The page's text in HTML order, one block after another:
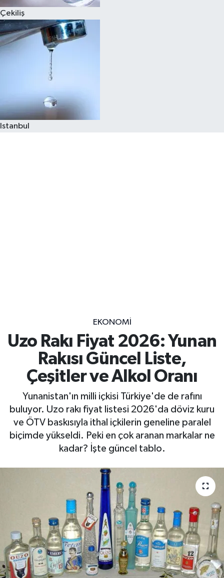
Çekiliş
Istanbul
EKONOMİ
Uzo Rakı Fiyat 2026: Yunan
Rakısı Güncel Liste,
Çeşitler ve Alkol Oranı
Yunanistan'ın milli içkisi Türkiye'de de rafını
buluyor. Uzo rakı fiyat listesi 2026'da döviz kuru
ve ÖTV baskısıyla ithal içkilerin geneline paralel
biçimde yükseldi. Peki en çok aranan markalar ne
kadar? İşte güncel tablo.